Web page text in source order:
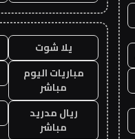
يلا شوت
مباريات اليوم
مباشر
ريال مدريد
مباشر